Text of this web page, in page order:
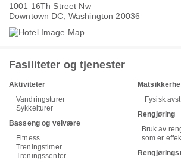
1001 16Th Street Nw
Downtown DC, Washington 20036
Fasiliteter og tjenester
Aktiviteter
Vandringsturer
Sykkelturer
Basseng og velvære
Fitness
Treningstimer
Treningssenter
Fysisk
Rengjøring
Bruk av
som er